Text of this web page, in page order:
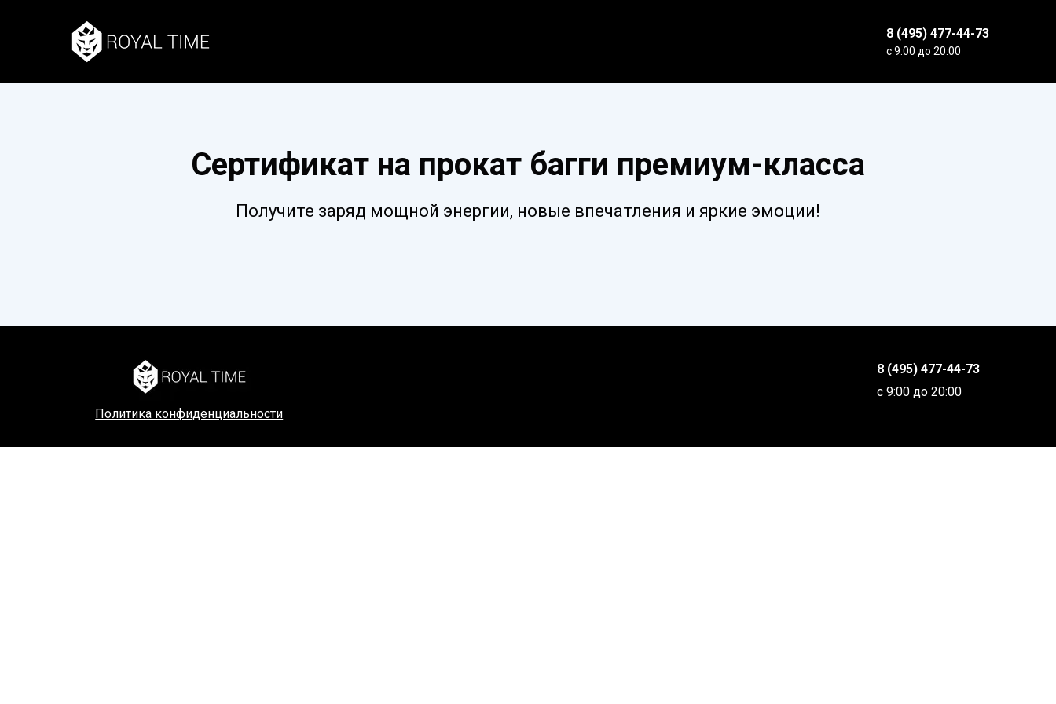
8 (495) 477-44-73
с 9:00 до 20:00
Сертификат на прокат багги премиум-класса
Получите заряд мощной энергии, новые впечатления и яркие эмоции!
Политика конфиденциальности
8 (495) 477-44-73
с 9:00 до 20:00